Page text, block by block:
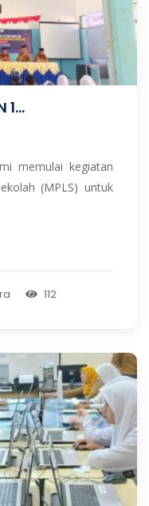
1...
memulai kegiatan
(MPLS) untuk
112